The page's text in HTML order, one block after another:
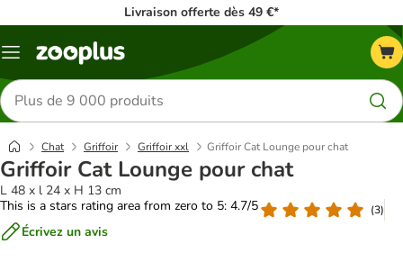
Livraison offerte dès 49 €*
Menu
Rechercher
des
produits
Chat Griffoir Griffoir xxl​ Griffoir Cat Lounge pour chat
Griffoir Cat Lounge pour chat
L 48 x l 24 x H 13 cm
This is a stars rating area from zero to 5: 4.7/5
(3)
Écrivez un avis